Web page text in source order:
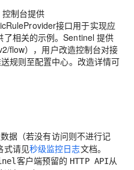
制台提供
接口用于实现应
相关的示例。Sentinel 提供
flow），用户改造控制台对接
规则至配置中心。改造详情可
据（若没有访问则不进行记
式请见秒级监控日志文档。
客户端预留的 HTTP API从